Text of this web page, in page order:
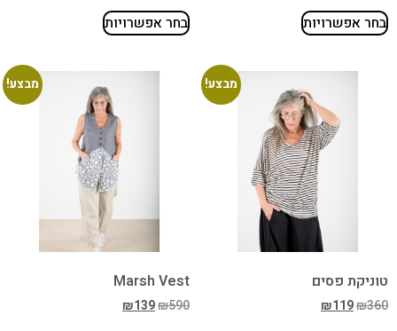
בחר אפשרויות בחר אפשרויות
מבצע!
טוניקת פסים
₪360
₪119
מבצע!
Marsh Vest
₪590
₪139